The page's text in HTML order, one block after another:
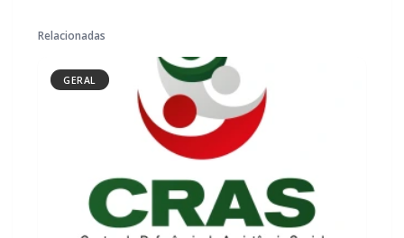
CRAS Centro e Alvorada suspendem
atendimento do Cadastro Único na
próxima semana